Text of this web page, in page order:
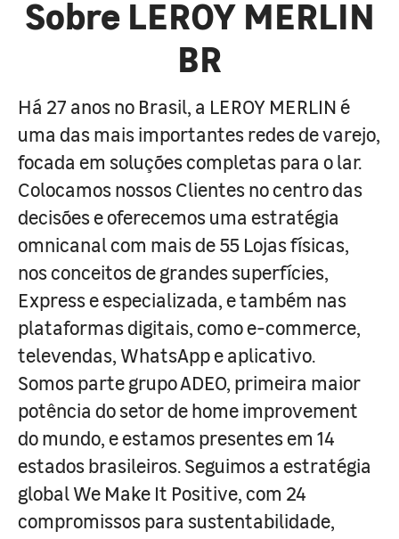
Sobre LEROY MERLIN
BR
Há 27 anos no Brasil, a LEROY MERLIN é
uma das mais importantes redes de varejo,
focada em soluções completas para o lar.
Colocamos nossos Clientes no centro das
decisões e oferecemos uma estratégia
omnicanal com mais de 55 Lojas físicas,
nos conceitos de grandes superfícies,
Express e especializada, e também nas
plataformas digitais, como e-commerce,
televendas, WhatsApp e aplicativo.
Somos parte grupo ADEO, primeira maior
potência do setor de home improvement
do mundo, e estamos presentes em 14
estados brasileiros. Seguimos a estratégia
global We Make It Positive, com 24
compromissos para sustentabilidade,